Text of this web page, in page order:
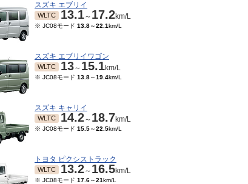
スズキ エブリイ
WLTC 13.1～ 17.2km/L
※ JC08モード 13.8～22.1km/L
スズキ エブリイワゴン
WLTC 13～ 15.1km/L
※ JC08モード 13.8～19.4km/L
スズキ キャリイ
WLTC 14.2～ 18.7km/L
※ JC08モード 15.5～22.5km/L
トヨタ ピクシストラック
WLTC 13.2～ 16.5km/L
※ JC08モード 17.6～21km/L